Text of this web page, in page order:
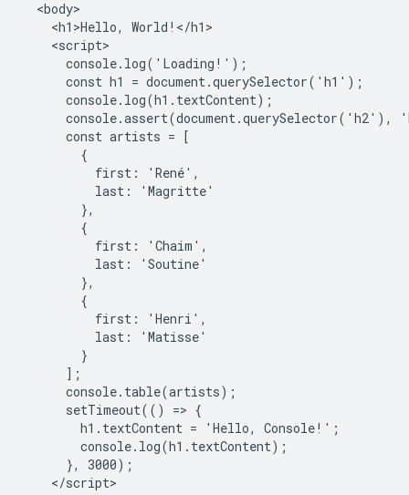
<body>
<h1>Hello, World!</h1>
<script>
console.log('Loading!');
const h1 = document.querySelector('h1');
console.log(h1.textContent);
console.assert(document.querySelector('h2'),
const artists = [
{
first: 'René',
last: 'Magritte'
},
{
first: 'Chaim',
last: 'Soutine'
},
{
first: 'Henri',
last: 'Matisse'
}
];
console.table(artists);
setTimeout(() => {
h1.textContent = 'Hello, Console!';
console.log(h1.textContent);
}, 3000);
</script>